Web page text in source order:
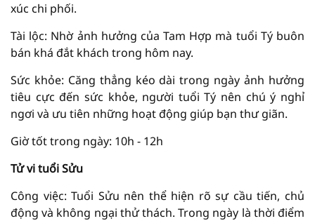
xúc chi phối.
Tài lộc: Nhờ ảnh hưởng của Tam Hợp mà tuổi Tý buôn
bán khá đắt khách trong hôm nay.
Sức khỏe: Căng thẳng kéo dài trong ngày ảnh hưởng
tiêu cực đến sức khỏe, người tuổi Tý nên chú ý nghỉ
ngơi và ưu tiên những hoạt động giúp bạn thư giãn.
Giờ tốt trong ngày: 10h - 12h
Tử vi tuổi Sửu
Công việc: Tuổi Sửu nên thể hiện rõ sự cầu tiến, chủ
động và không ngại thử thách. Trong ngày là thời điểm